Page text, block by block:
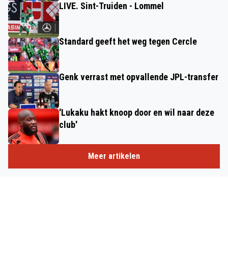
LIVE. Sint-Truiden - Lommel
Standard geeft het weg tegen Cercle
Genk verrast met opvallende JPL-transfer
'Lukaku hakt knoop door en wil naar deze
club'
Meer artikelen